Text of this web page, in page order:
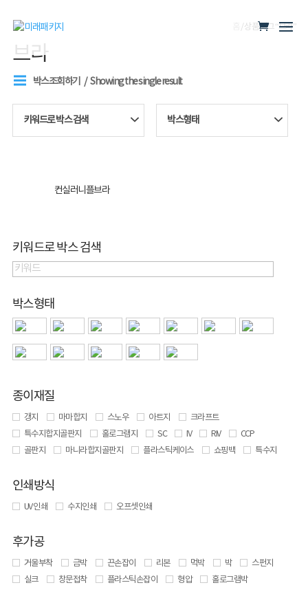
/ 상품 태그 “브라”
브라
박스조회하기 Showing the single result
키워드로 박스 검색 박스형태
컨실러니플브라
키워드로 박스 검색
박스형태
종이재질
갱지 마마합지 스노우 아트지
크라프트
특수지합지골판지
홀로그램지 SC IV RIV
CCP
골판지
마니라합지골판지 플라스틱케이스 쇼핑백 특수지
인쇄방식
UV 인쇄 수지인쇄 오프셋인쇄
후가공
거울부착 금박 끈손잡이 리본 먹박 박
스펀지
실크
창문접착 플라스틱손잡이 형압 홀로그램박